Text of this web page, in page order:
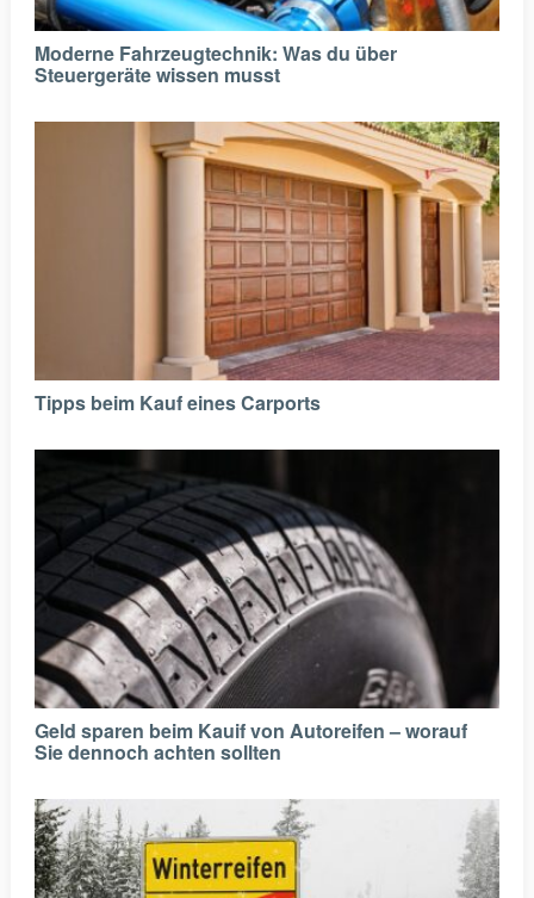
Moderne Fahrzeugtechnik: Was du über
Steuergeräte wissen musst
Tipps beim Kauf eines Carports
Geld sparen beim Kauif von Autoreifen – worauf
Sie dennoch achten sollten